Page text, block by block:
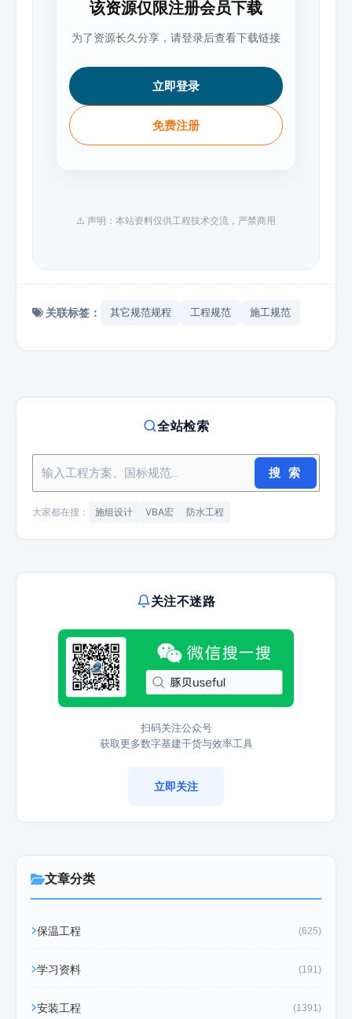
该资源仅限注册会员下载
为了资源长久分享，请登录后查看下载链接
立即登录
免费注册
⚠️ 声明：本站资料仅供工程技术交流，严禁商用
关联标签： 其它规范规程 工程规范 施工规范
全站检索
搜 索
大家都在搜： 施组设计 VBA宏 防水工程
关注不迷路
扫码关注公众号
获取更多数字基建干货与效率工具
立即关注
文章分类
保温工程 (625)
学习资料 (191)
安装工程 (1391)